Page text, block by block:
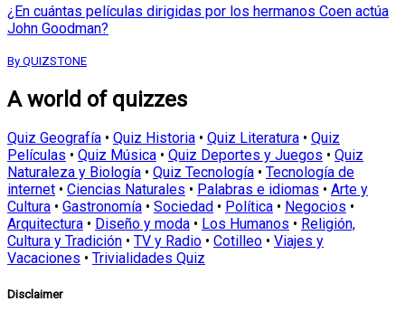
¿En cuántas películas dirigidas por los hermanos Coen actúa
John Goodman?
By QUIZSTONE
A world of quizzes
Quiz Geografía • Quiz Historia • Quiz Literatura • Quiz
Películas • Quiz Música • Quiz Deportes y Juegos • Quiz
Naturaleza y Biología • Quiz Tecnología • Tecnología de
internet • Ciencias Naturales • Palabras e idiomas • Arte y
Cultura • Gastronomía • Sociedad • Política • Negocios •
Arquitectura • Diseño y moda • Los Humanos • Religión,
Cultura y Tradición • TV y Radio • Cotilleo • Viajes y
Vacaciones • Trivialidades Quiz
Disclaimer